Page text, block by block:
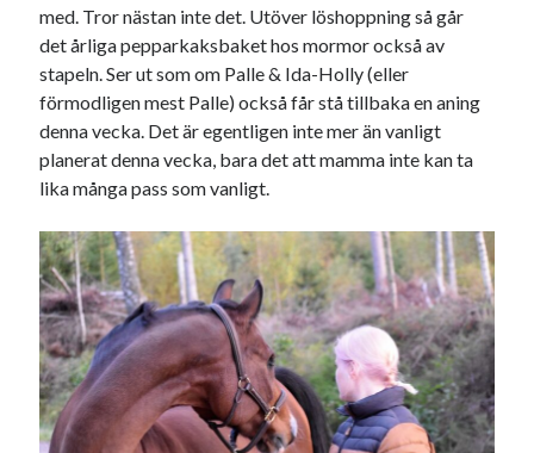
med. Tror nästan inte det. Utöver löshoppning så går
det årliga pepparkaksbaket hos mormor också av
stapeln. Ser ut som om Palle & Ida-Holly (eller
förmodligen mest Palle) också får stå tillbaka en aning
denna vecka. Det är egentligen inte mer än vanligt
planerat denna vecka, bara det att mamma inte kan ta
lika många pass som vanligt.